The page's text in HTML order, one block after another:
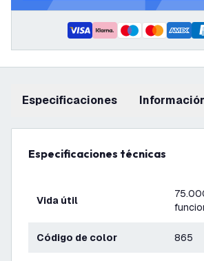
Especificaciones
Especificaciones técnicas
Vida útil
Código de color 865